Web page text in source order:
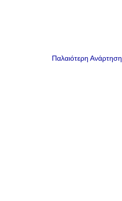
Παλαιότερη Ανάρτηση